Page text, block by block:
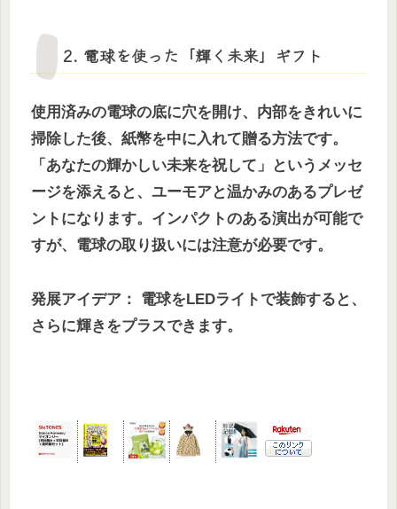
2. 電球を使った「輝く未来」ギフト
使用済みの電球の底に穴を開け、内部をきれいに
掃除した後、紙幣を中に入れて贈る方法です。
「あなたの輝かしい未来を祝して」というメッセ
ージを添えると、ユーモアと温かみのあるプレゼ
ントになります。インパクトのある演出が可能で
すが、電球の取り扱いには注意が必要です。
発展アイデア： 電球をLEDライトで装飾すると、
さらに輝きをプラスできます。